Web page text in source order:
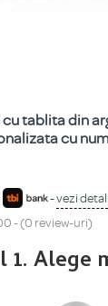
tablita din
cu
-vezi
- (0 review-uri)
1. Alege